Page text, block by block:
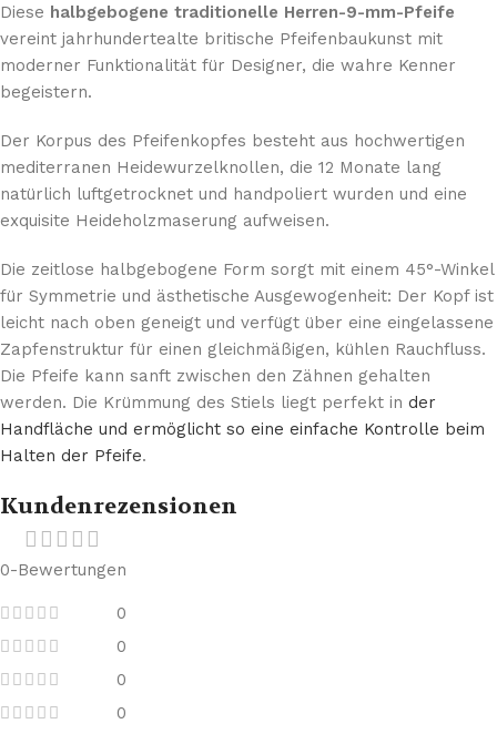
Diese halbgebogene traditionelle Herren-9-mm-Pfeife
vereint jahrhundertealte britische Pfeifenbaukunst mit
moderner Funktionalität für Designer, die wahre Kenner
begeistern.
Der Korpus des Pfeifenkopfes besteht aus hochwertigen
mediterranen Heidewurzelknollen, die 12 Monate lang
natürlich luftgetrocknet und handpoliert wurden und eine
exquisite Heideholzmaserung aufweisen.
Die zeitlose halbgebogene Form sorgt mit einem 45°-Winkel
für Symmetrie und ästhetische Ausgewogenheit: Der Kopf ist
leicht nach oben geneigt und verfügt über eine eingelassene
Zapfenstruktur für einen gleichmäßigen, kühlen Rauchfluss.
Die Pfeife kann sanft zwischen den Zähnen gehalten
werden. Die Krümmung des Stiels liegt perfekt in der
Handfläche und ermöglicht so eine einfache Kontrolle beim
Halten der Pfeife.
Kundenrezensionen
0-Bewertungen
0
0
0
0